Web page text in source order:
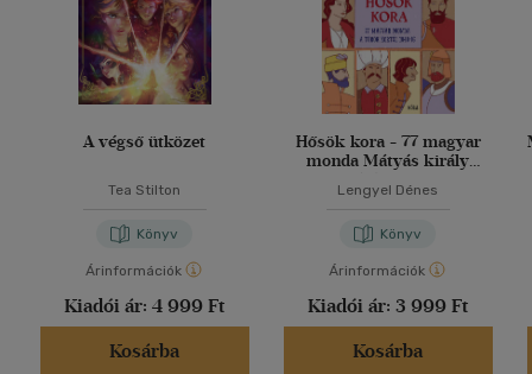
A végső ütközet
Tea Stilton
Könyv
Árinformációk
Kiadói ár: 4 999 Ft
Kosárba
Hősök kora - 77 magyar
monda Mátyás király
Lengyel Dénes
Könyv
Árinformációk
Kiadói ár: 3 999 Ft
Kosárba